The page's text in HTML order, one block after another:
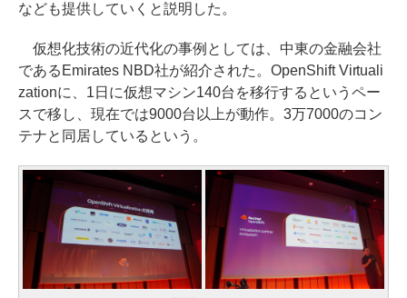
なども提供していくと説明した。
仮想化技術の近代化の事例としては、中東の金融会社
であるEmirates NBD社が紹介された。OpenShift Virtuali
zationに、1日に仮想マシン140台を移行するというペー
スで移し、現在では9000台以上が動作。3万7000のコン
テナと同居しているという。